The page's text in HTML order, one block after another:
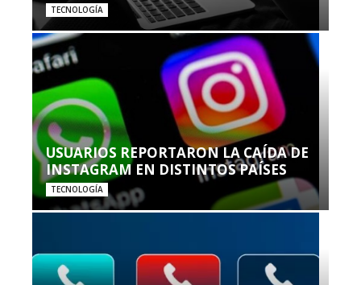
TECNOLOGÍA
USUARIOS REPORTARON LA CAÍDA DE
INSTAGRAM EN DISTINTOS PAÍSES
TECNOLOGÍA